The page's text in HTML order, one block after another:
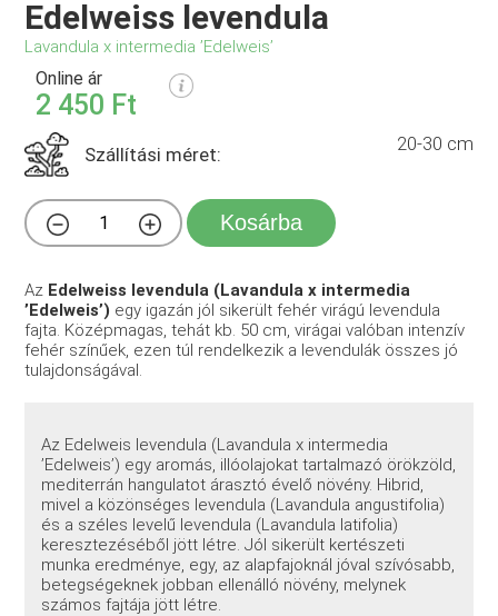
Edelweiss levendula
Lavandula x intermedia ’Edelweis’
Online ár
2 450 Ft
Szállítási méret: 20-30 cm
Kosárba
Az Edelweiss levendula (Lavandula x intermedia
’Edelweis’) egy igazán jól sikerült fehér virágú levendula
fajta. Középmagas, tehát kb. 50 cm, virágai valóban intenzív
fehér színűek, ezen túl rendelkezik a levendulák összes jó
tulajdonságával.
Az Edelweis levendula (Lavandula x intermedia
’Edelweis’) egy aromás, illóolajokat tartalmazó örökzöld,
mediterrán hangulatot árasztó évelő növény. Hibrid,
mivel a közönséges levendula (Lavandula angustifolia)
és a széles levelű levendula (Lavandula latifolia)
keresztezéséből jött létre. Jól sikerült kertészeti
munka eredménye, egy, az alapfajoknál jóval szívósabb,
betegségeknek jobban ellenálló növény, melynek
számos fajtája jött létre.